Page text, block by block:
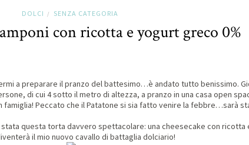
DOLCI / SENZA CATEGORIA
con ricotta e yogurt greco 0%
a preparare il pranzo del battesimo…è andato tutto benissimo.
di cui 4 sotto il metro di altezza, a pranzo in una casa open
famiglia! Peccato che il Patatone si sia fatto venire la febbre…sarà
questa torta davvero spettacolare: una cheesecake con ricotta
il mio nuovo cavallo di battaglia dolciario!